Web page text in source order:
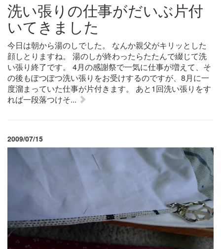
洗い張りの仕事がだいぶ片付
いてきました
今日は朝から湯のしでした。 なんか親父がキリッとした
顔しとりますね。 湯のしが終わったらたたんで綴じて洗
い張り終了です。 4月の感謝祭で一気に仕事が増えて、そ
の後もぽつぽつ洗い張りをお受けするのですが、8月に一
度溜まっていた仕事が片付きます。 あと1回洗い張りをす
れば一段落つけそ...
2009/07/15